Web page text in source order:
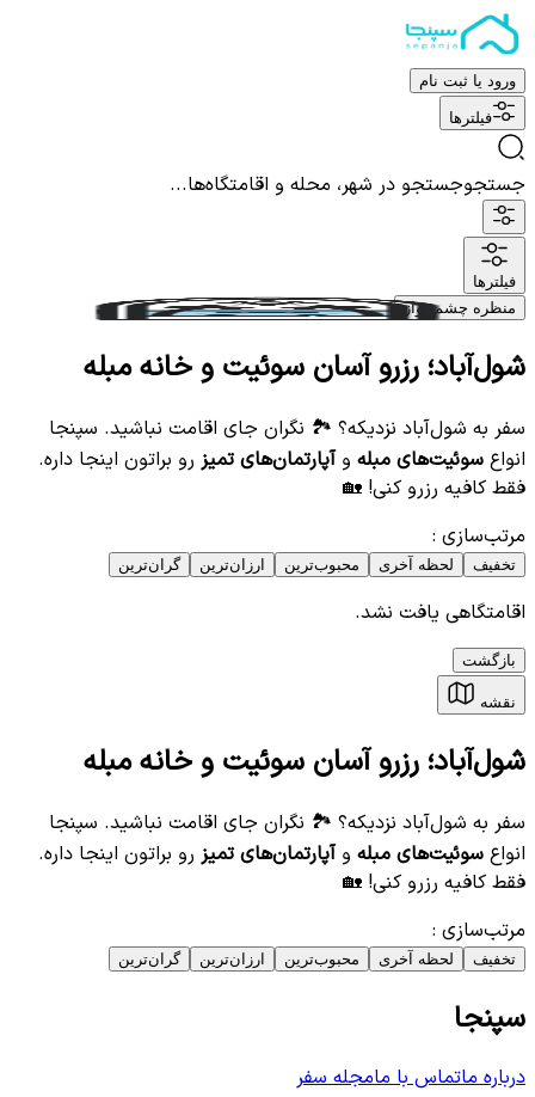
ورود یا ثبت نام
فیلترها
جستجوجستجو در شهر، محله و اقامتگاه‌ها...
فیلترها
منظره چشم نواز
شول‌آباد؛ رزرو آسان سوئیت و خانه مبله
سفر به شول‌آباد نزدیکه؟ 🏞️ نگران جای اقامت نباشید. سپنجا
انواع سوئیت‌های مبله وآپارتمان‌های تمیز رو براتون اینجا داره.
فقط کافیه رزرو کنی! 🏡
مرتب‌سازی :
تخفیف لحظه آخری محبوب‌ترین ارزان‌ترین گران‌ترین
اقامتگاهی یافت نشد.
بازگشت
نقشه
شول‌آباد؛ رزرو آسان سوئیت و خانه مبله
سفر به شول‌آباد نزدیکه؟ 🏞️ نگران جای اقامت نباشید. سپنجا
انواع سوئیت‌های مبله وآپارتمان‌های تمیز رو براتون اینجا داره.
فقط کافیه رزرو کنی! 🏡
مرتب‌سازی :
تخفیف لحظه آخری محبوب‌ترین ارزان‌ترین گران‌ترین
سپنجا
درباره ماتماس با مامجله سفر